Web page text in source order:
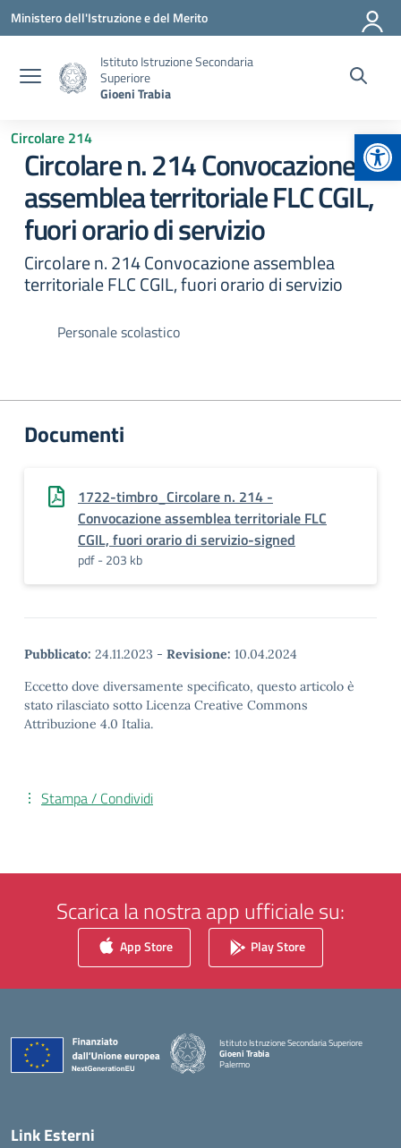
Vai ai contenuti
Vai al menu di navigazione
Vai al footer
Ministero dell'Istruzione e del Merito
Istituto Istruzione Secondaria
Superiore
Gioeni Trabia
Circolare 214
Circolare n. 214 Convocazione
assemblea territoriale FLC CGIL,
fuori orario di servizio
Circolare n. 214 Convocazione assemblea
territoriale FLC CGIL, fuori orario di servizio
Personale scolastico
Documenti
1722-timbro_Circolare n. 214 -
Convocazione assemblea territoriale FLC
CGIL, fuori orario di servizio-signed
pdf - 203 kb
Pubblicato: 24.11.2023 - Revisione: 10.04.2024
Eccetto dove diversamente specificato, questo articolo è
stato rilasciato sotto Licenza Creative Commons
Attribuzione 4.0 Italia.
Stampa / Condividi
Scarica la nostra app ufficiale su:
App Store Play Store
Istituto Istruzione Secondaria Superiore
Gioeni Trabia
Palermo
Link Esterni